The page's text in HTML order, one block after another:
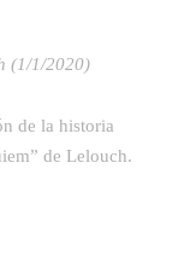
(1/1/2020)
de la historia
de Lelouch.